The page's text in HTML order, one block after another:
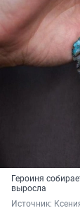
Героиня
выросла
Источник: